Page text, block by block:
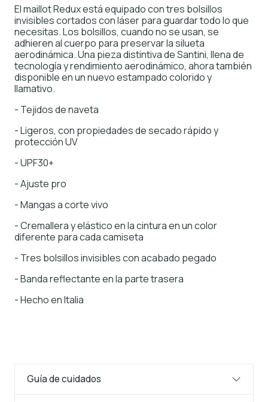
El maillot Redux está equipado con tres bolsillos
invisibles cortados con láser para guardar todo lo que
necesitas. Los bolsillos, cuando no se usan, se
adhieren al cuerpo para preservar la silueta
aerodinámica. Una pieza distintiva de Santini, llena de
tecnología y rendimiento aerodinámico, ahora también
disponible en un nuevo estampado colorido y
llamativo.
- Tejidos de naveta
- Ligeros, con propiedades de secado rápido y
protección UV
- UPF30+
- Ajuste pro
- Mangas a corte vivo
- Cremallera y elástico en la cintura en un color
diferente para cada camiseta
- Tres bolsillos invisibles con acabado pegado
- Banda reflectante en la parte trasera
- Hecho en Italia
Guía de cuidados